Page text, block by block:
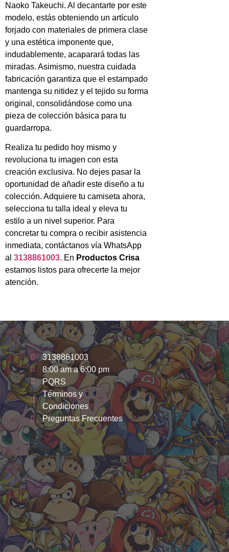
Naoko Takeuchi. Al decantarte por este
modelo, estás obteniendo un artículo
forjado con materiales de primera clase
y una estética imponente que,
indudablemente, acaparará todas las
miradas. Asimismo, nuestra cuidada
fabricación garantiza que el estampado
mantenga su nitidez y el tejido su forma
original, consolidándose como una
pieza de colección básica para tu
guardarropa.
Realiza tu pedido hoy mismo y
revoluciona tu imagen con esta
creación exclusiva. No dejes pasar la
oportunidad de añadir este diseño a tu
colección. Adquiere tu camiseta ahora,
selecciona tu talla ideal y eleva tu
estilo a un nivel superior. Para
concretar tu compra o recibir asistencia
inmediata, contáctanos vía WhatsApp
al 3138861003. En Productos Crisa
estamos listos para ofrecerte la mejor
atención.
3138861003
8:00 am a 6:00 pm
PQRS
Términos y
Condiciones
Preguntas Frecuentes